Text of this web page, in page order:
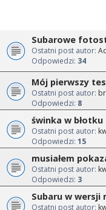
Subarowe
Ostatni post autor:
Odpowiedzi: 34
Mój pierwszy
Ostatni post autor:
Odpowiedzi: 8
świnka w błotku
Ostatni post autor:
Odpowiedzi: 15
musiałem
Ostatni post autor:
Odpowiedzi: 3
Subaru w wersji
Ostatni post autor: